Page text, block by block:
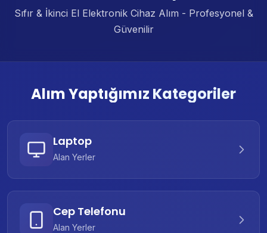
Sıfır & İkinci El Elektronik Cihaz Alım - Profesyonel &
Güvenilir
Alım Yaptığımız Kategoriler
Laptop
Alan Yerler
Cep Telefonu
Alan Yerler